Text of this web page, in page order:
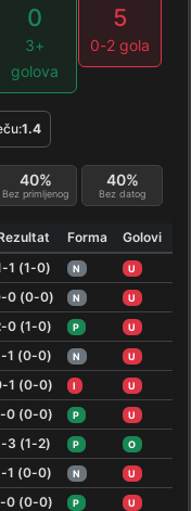
0
3+
golova
5
0-2 gola
1.4
Bez primljenog
40%
Bez datog
40%
Forma
Golovi
1 (1-0) N U
0 (0-0) N U
0 (1-0) P U
1 (0-0) N U
1 (0-0) I U
0 (0-0) P U
3 (1-2) P O
1 (0-0) N U
0 (0-0) P U